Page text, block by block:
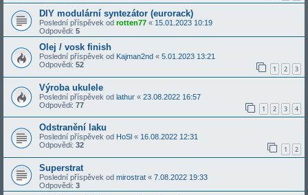
DIY modulární syntezátor (eurorack)
Poslední příspěvek od rotten77 « 15.01.2023 10:19
Odpovědi: 5
Olej / vosk finish
Poslední příspěvek od Kajman2nd « 5.01.2023 13:21
Odpovědi: 52 1 2 3
Výroba ukulele
Poslední příspěvek od lathur « 23.08.2022 16:57
Odpovědi: 77 1 2 3 4
Odstranění laku
Poslední příspěvek od HoSl « 16.08.2022 12:31
Odpovědi: 32 1 2
Superstrat
Poslední příspěvek od mirostrat « 7.08.2022 19:33
Odpovědi: 3